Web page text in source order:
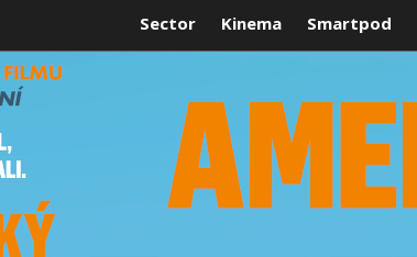
Sector Kinema Smartpod